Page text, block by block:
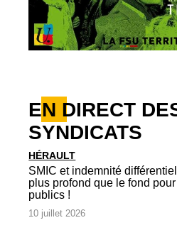
EN DIRECT
SYNDICATS
HÉRAULT
SMIC et indemnité
plus profond que le fond
publics !
10 juillet 2026